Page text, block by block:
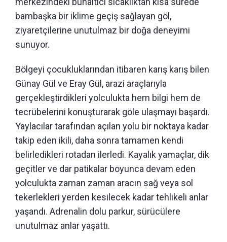
bambaşka bir iklime geçiş sağlayan göl,
ziyaretçilerine unutulmaz bir doğa deneyimi
sunuyor.
Bölgeyi çocukluklarından itibaren karış karış bilen
Günay Gül ve Eray Gül, arazi araçlarıyla
gerçekleştirdikleri yolculukta hem bilgi hem de
tecrübelerini konuşturarak göle ulaşmayı başardı.
Yaylacılar tarafından açılan yolu bir noktaya kadar
takip eden ikili, daha sonra tamamen kendi
belirledikleri rotadan ilerledi. Kayalık yamaçlar, dik
geçitler ve dar patikalar boyunca devam eden
yolculukta zaman zaman aracın sağ veya sol
tekerlekleri yerden kesilecek kadar tehlikeli anlar
yaşandı. Adrenalin dolu parkur, sürücülere
unutulmaz anlar yaşattı.